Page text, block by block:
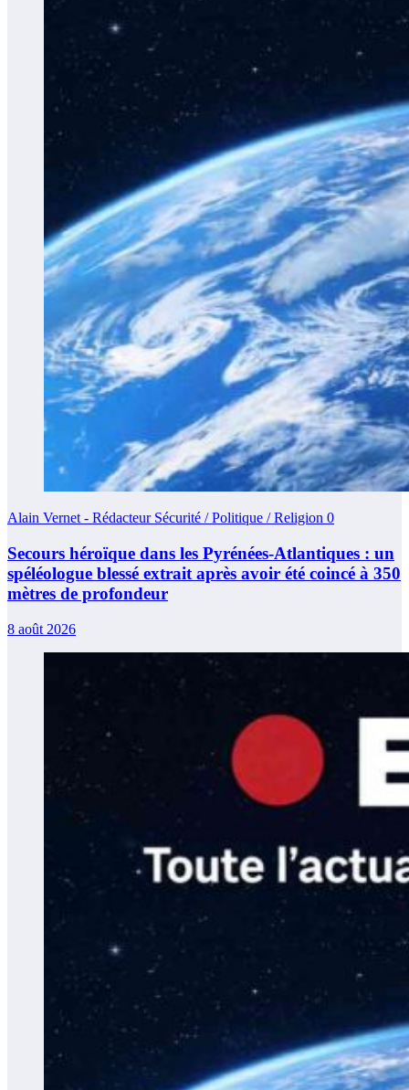
Alain Vernet - Rédacteur Sécurité / Politique / Religion 0
Secours héroïque dans les Pyrénées-Atlantiques : un
spéléologue blessé extrait après avoir été coincé à 350
mètres de profondeur
8 août 2026